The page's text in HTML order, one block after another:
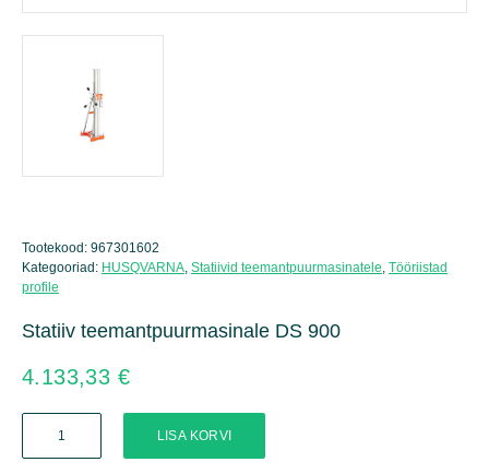
Tootekood: 967301602
Kategooriad: HUSQVARNA Statiivid teemantpuurmasinatele Tööriistad
profile
Statiiv teemantpuurmasinale DS 900
4.133,33 €
teemantpuurmasinale
DS
LISA KORVI